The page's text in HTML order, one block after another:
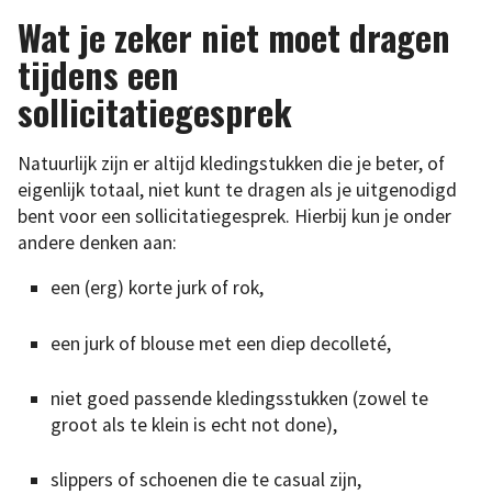
Wat je zeker niet moet dragen
tijdens een
sollicitatiegesprek
Natuurlijk zijn er altijd kledingstukken die je beter, of
eigenlijk totaal, niet kunt te dragen als je uitgenodigd
bent voor een sollicitatiegesprek. Hierbij kun je onder
andere denken aan:
een (erg) korte jurk of rok,
een jurk of blouse met een diep decolleté,
niet goed passende kledingsstukken (zowel te
groot als te klein is echt not done),
slippers of schoenen die te casual zijn,